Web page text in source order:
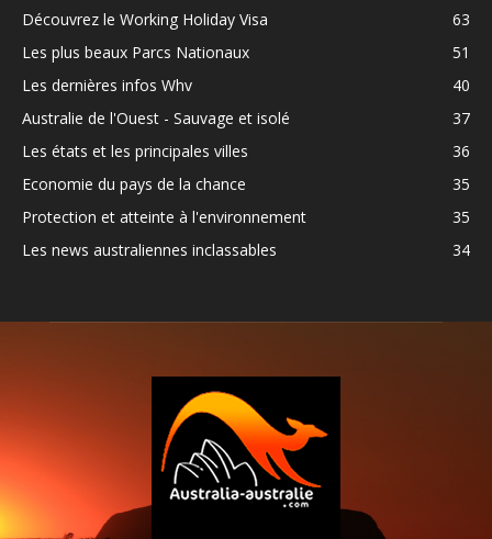
Découvrez le Working Holiday Visa
63
Les plus beaux Parcs Nationaux
51
Les dernières infos Whv
40
Australie de l'Ouest - Sauvage et isolé
37
Les états et les principales villes
36
Economie du pays de la chance
35
Protection et atteinte à l'environnement
35
Les news australiennes inclassables
34